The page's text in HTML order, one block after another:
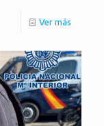
Ver más